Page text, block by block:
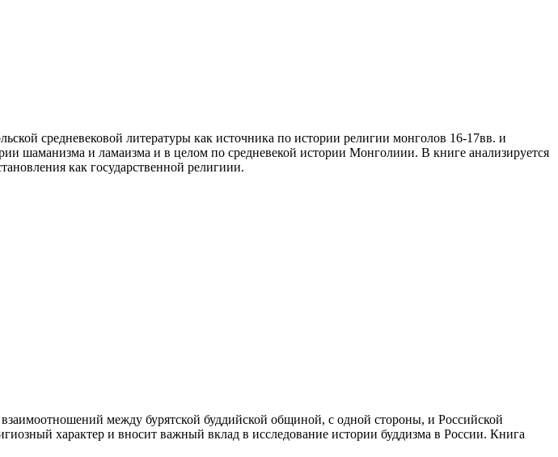
средневековой литературы как источника по истории религии монголов 16-17вв. и
шаманизма и ламаизма и в целом по средневекой истории Монголиии. В книге анализируется
как государственной религиии.
между бурятской буддийской общиной, с одной стороны, и Российской
характер и вносит важный вклад в исследование истории буддизма в России. Книга